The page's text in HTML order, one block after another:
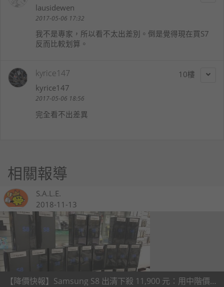
lausidewen
2017-05-06 17:32
我不是專家，所以看不太出差別。倒是覺得現在買S7
反而比較划算。
10
kyrice147
kyrice147
2017-05-06 18:56
完全看不出差異
相關報導
S.A.L.E.
2018-11-13
【降價快報】Samsung S8 出清下殺 11,900 元：用中階價格入手口碑旗艦手機